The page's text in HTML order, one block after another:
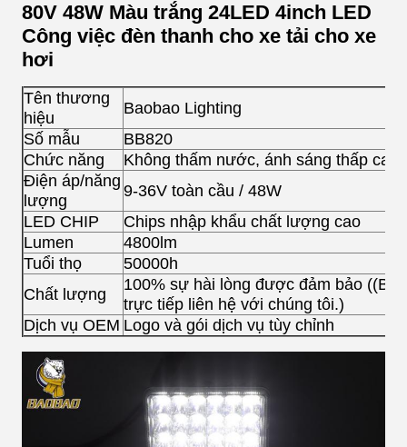
80V 48W Màu trắng 24LED 4inch LED
Công việc đèn thanh cho xe tải cho xe
hơi
Tên thương
hiệu
Baobao Lighting
Số mẫu
BB820
Chức năng
Không thấm nước, ánh sáng thấp
Điện áp/năng
lượng
9-36V toàn cầu / 48W
LED CHIP
Chips nhập khẩu chất lượng cao
Lumen
4800lm
Tuổi thọ
50000h
Chất lượng
100% sự hài lòng được đảm bảo
trực tiếp liên hệ với chúng tôi.)
Dịch vụ OEM Logo và gói dịch vụ tùy chỉnh